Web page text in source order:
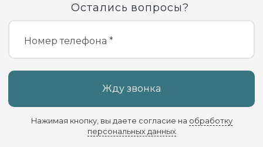
Остались вопросы?
Номер телефона *
Жду звонка
Нажимая кнопку, вы даете согласие на обработку
персональных данных